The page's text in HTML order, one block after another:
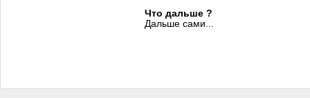
Что дальше ?
Дальше сами...